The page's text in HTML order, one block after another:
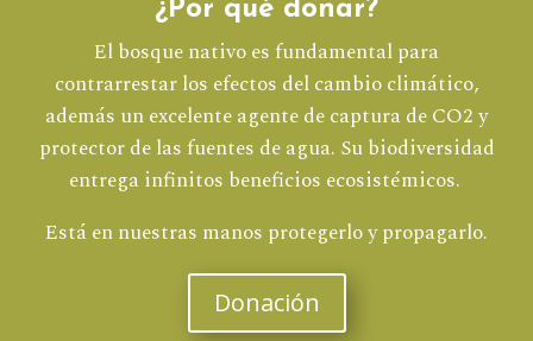
¿Por qué donar?
El bosque nativo es fundamental para
contrarrestar los efectos del cambio climático,
además un excelente agente de captura de CO2 y
protector de las fuentes de agua. Su biodiversidad
entrega infinitos beneficios ecosistémicos.
Está en nuestras manos protegerlo y propagarlo.
Donación